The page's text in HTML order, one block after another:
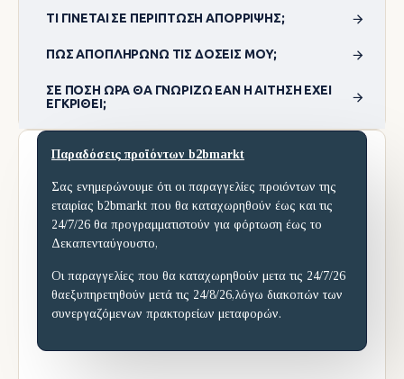
ΤΙ ΓΊΝΕΤΑΙ ΣΕ ΠΕΡΊΠΤΩΣΗ ΑΠΌΡΡΙΨΗΣ;
ΠΏΣ ΑΠΟΠΛΗΡΏΝΩ ΤΙΣ ΔΌΣΕΙΣ ΜΟΥ;
ΣΕ ΠΌΣΗ ΏΡΑ ΘΑ ΓΝΩΡΊΖΩ ΕΆΝ Η ΑΊΤΗΣΗ ΈΧΕΙ
ΕΓΚΡΙΘΕΊ;
Παραδόσεις προϊόντων b2bmarkt
Σας ενημερώνουμε ότι οι παραγγελίες προιόντων της
εταιρίας b2bmarkt που θα καταχωρηθούν έως και τις
24/7/26 θα προγραμματιστούν για φόρτωση έως το
Δεκαπενταύγουστο,
Οι παραγγελίες που θα καταχωρηθούν μετα τις 24/7/26
θαεξυπηρετηθούν μετά τις 24/8/26,λόγω διακοπών των
συνεργαζόμενων πρακτορείων μεταφορών.